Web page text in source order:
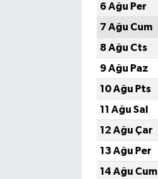
6 Ağu Per
7 Ağu Cum
8 Ağu Cts
9 Ağu Paz
10 Ağu Pts
11 Ağu Sal
12 Ağu Çar
13 Ağu Per
14 Ağu Cum